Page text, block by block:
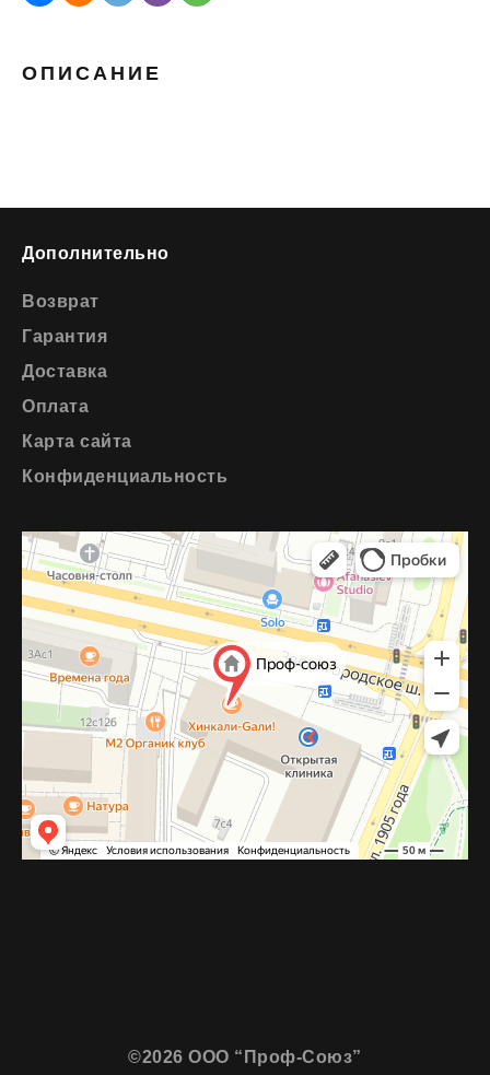
ОПИСАНИЕ
Дополнительно
Возврат
Гарантия
Доставка
Оплата
Карта сайта
Конфиденциальность
©2026 ООО “Проф-Союз”